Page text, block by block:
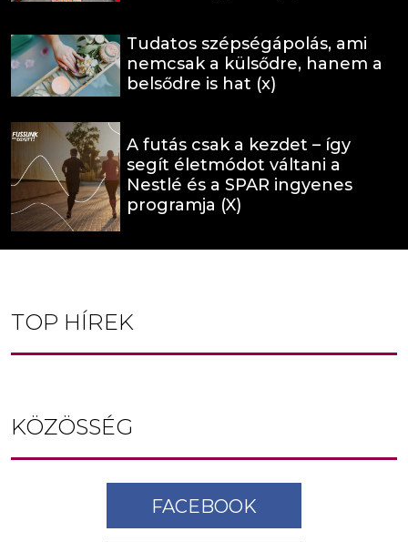
Tudatos szépségápolás, ami
nemcsak a külsődre, hanem a
belsődre is hat (x)
A futás csak a kezdet – így
segít életmódot váltani a
Nestlé és a SPAR ingyenes
programja (X)
TOP HÍREK
KÖZÖSSÉG
FACEBOOK